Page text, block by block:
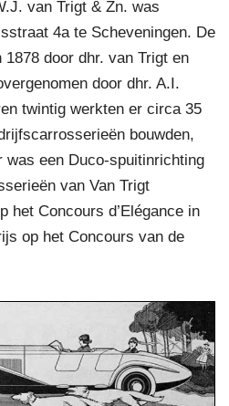
van Trigt & Zn. was
4a te Scheveningen. De
door dhr. van Trigt en
door dhr. A.I.
twintig werkten er circa 35
bouwden,
een Duco-spuitinrichting
van Van Trigt
het Concours d’Elégance in
op het Concours van de